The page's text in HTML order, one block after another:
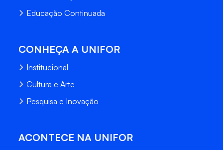
Educação Continuada
CONHEÇA A UNIFOR
Institucional
Cultura e Arte
Pesquisa e Inovação
ACONTECE NA UNIFOR